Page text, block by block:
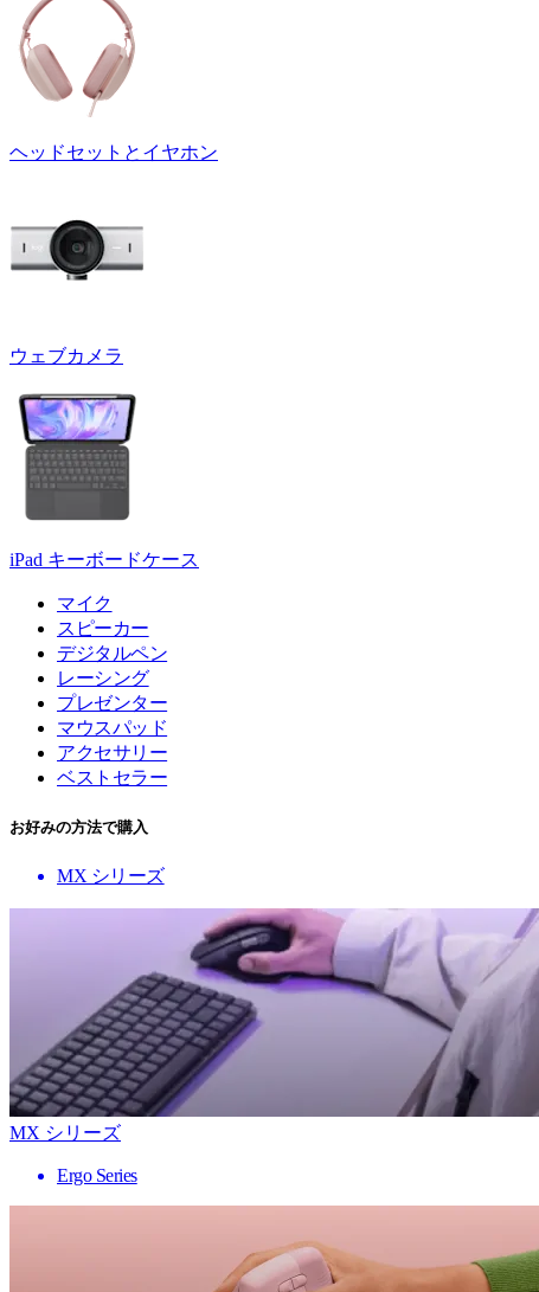
ヘッドセットとイヤホン
ウェブカメラ
iPad キーボードケース
マイク
スピーカー
デジタルペン
レーシング
プレゼンター
マウスパッド
アクセサリー
ベストセラー
お好みの方法で購入
MX シリーズ
MX シリーズ
Ergo Series